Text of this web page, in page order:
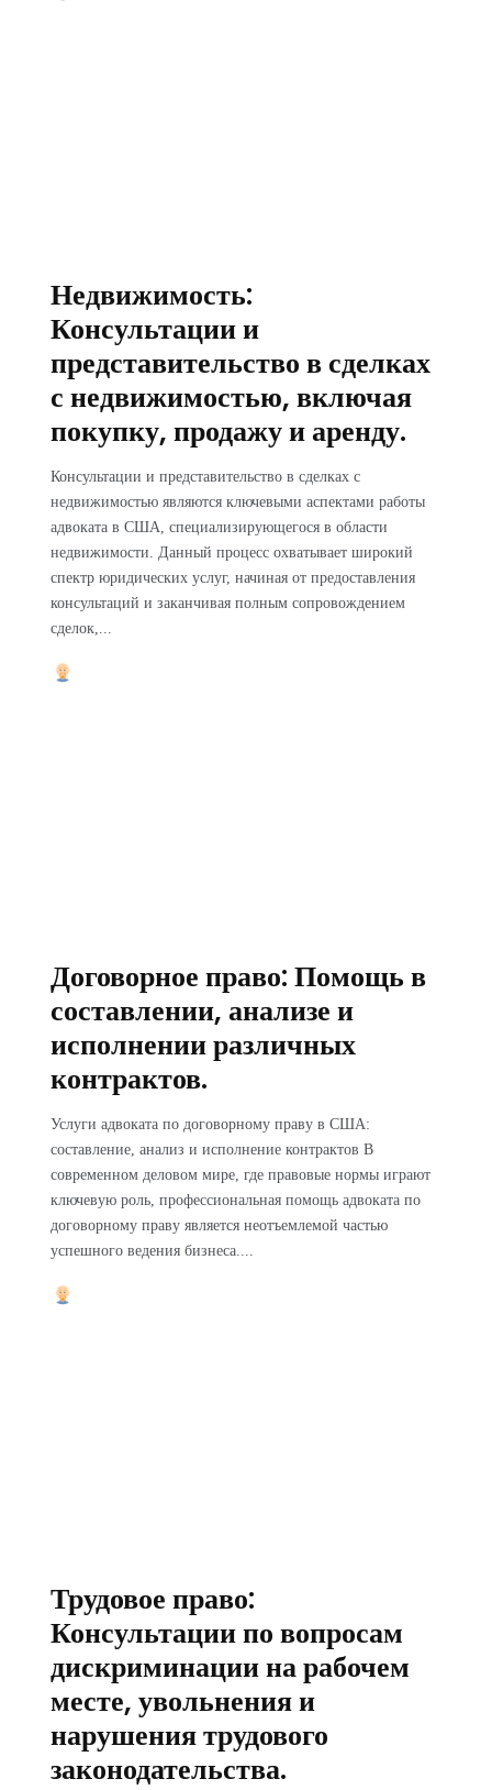
Недвижимость:
Консультации и
представительство в сделках
с недвижимостью, включая
покупку, продажу и аренду.
Консультации и представительство в сделках с
недвижимостью являются ключевыми аспектами работы
адвоката в США, специализирующегося в области
недвижимости. Данный процесс охватывает широкий
спектр юридических услуг, начиная от предоставления
консультаций и заканчивая полным сопровождением
сделок,...
Договорное право: Помощь в
составлении, анализе и
исполнении различных
контрактов.
Услуги адвоката по договорному праву в США:
составление, анализ и исполнение контрактов В
современном деловом мире, где правовые нормы играют
ключевую роль, профессиональная помощь адвоката по
договорному праву является неотъемлемой частью
успешного ведения бизнеса....
Трудовое право:
Консультации по вопросам
дискриминации на рабочем
месте, увольнения и
нарушения трудового
законодательства.